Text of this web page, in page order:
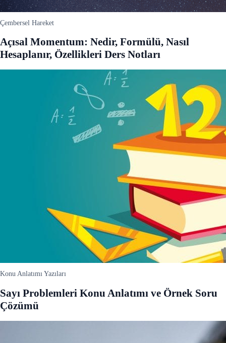
Çembersel Hareket
Açısal Momentum: Nedir, Formülü, Nasıl
Hesaplanır, Özellikleri Ders Notları
Konu Anlatımı Yazıları
Sayı Problemleri Konu Anlatımı ve Örnek Soru
Çözümü